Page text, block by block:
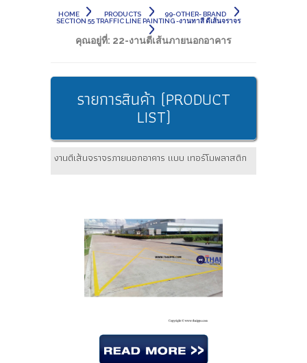
HOME PRODUCTS
99-OTHER- BRAND
SECTION 55 TRAFFIC LINE PAINTING -งานทาสี ตีเส้นจราจร
คุณอยู่ที่: 22-งานตีเส้นภายนอกอาคาร
รายการสินค้า (PRODUCT
LIST)
งานตีเส้นจราจรภายนอกอาคาร แบบ เทอร์โมพลาสติก